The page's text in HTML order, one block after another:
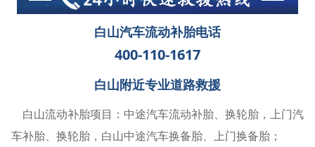
白山汽车流动补胎电话
400-110-1617
白山附近专业道路救援
白山流动补胎项目：中途汽车流动补胎、换轮胎，上门汽
车补胎、换轮胎，白山中途汽车换备胎、上门换备胎；